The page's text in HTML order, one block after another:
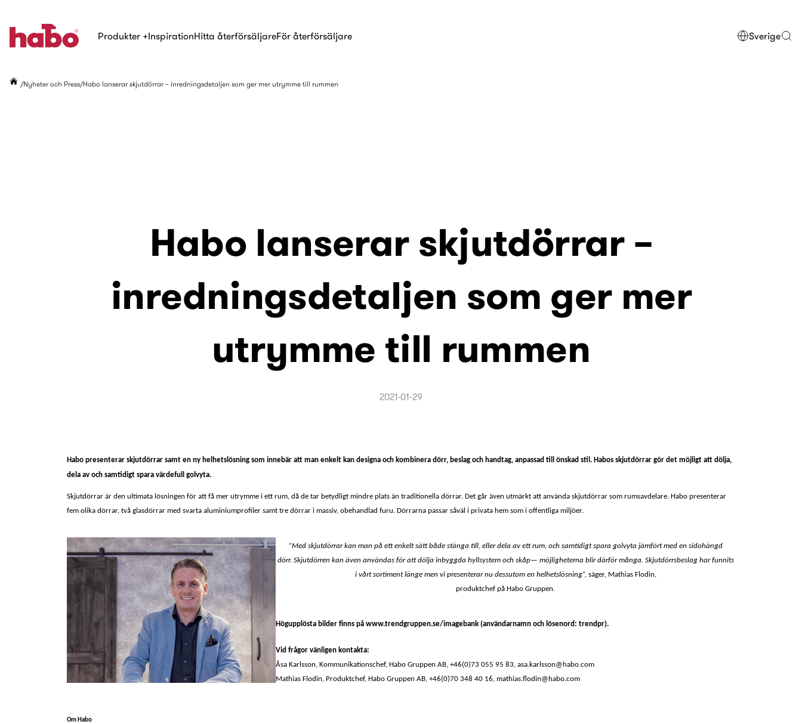
Produkter +InspirationHitta återförsäljareFör återförsäljare Sverige
Nyheter och Press Habo lanserar skjutdörrar – inredningsdetaljen som ger mer utrymme till rummen
Habo lanserar skjutdörrar –
inredningsdetaljen som ger mer
utrymme till rummen
2021-01-29
Habo presenterar skjutdörrar samt en ny helhetslösning som innebär att man enkelt kan designa och kombinera dörr, beslag och handtag, anpassad till önskad stil. Habos skjutdörrar gör det möjligt att dölja,
dela av och samtidigt spara värdefull golvyta.
Skjutdörrar är den ultimata lösningen för att få mer utrymme i ett rum, då de tar betydligt mindre plats än traditionella dörrar. Det går även utmärkt att använda skjutdörrar som rumsavdelare. Habo presenterar
fem olika dörrar, två glasdörrar med svarta aluminiumprofiler samt tre dörrar i massiv, obehandlad furu. Dörrarna passar såväl i privata hem som i offentliga miljöer.
”Med skjutdörrar kan man på ett enkelt sätt både stänga till, eller dela av ett rum, och samtidigt spara golvyta jämfört med en sidohängd
dörr. Skjutdörren kan även användas för att dölja inbyggda hyllsystem och skåp— möjligheterna blir därför många. Skjutdörrsbeslag har funnits
i vårt sortiment länge men vi presenterar nu dessutom en helhetslösning”, säger, Mathias Flodin,
produktchef på Habo Gruppen.
Högupplösta bilder finns på www.trendgruppen.se/imagebank (användarnamn och lösenord: trendpr).
Vid frågor vänligen kontakta:
Åsa Karlsson, Kommunikationschef, Habo Gruppen AB, +46(0)73 055 95 83, asa.karlsson@habo.com
Mathias Flodin, Produktchef, Habo Gruppen AB, +46(0)70 348 40 16, mathias.flodin@habo.com
Om Habo